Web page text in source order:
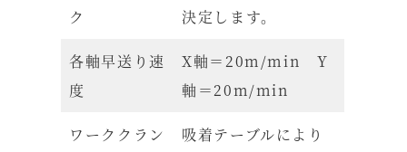
ク
決定します。
各軸早送り速
度
X軸＝20m/min Y
軸＝20m/min
ワーククラン
吸着テーブルにより